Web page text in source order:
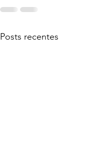
Posts recentes